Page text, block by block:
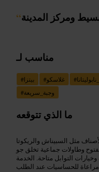
“ومركز المدينة
مناسب لـ
#بيتزا #غلاسكو #
#وجبة_سريعة
ما الذي تتوقعه
مثل السبيناش والريكوتا
وطاولات جماعية تخلق جو
التوابل متاحة. الخدمة